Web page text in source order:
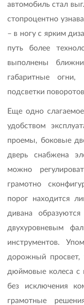
автомобиль стал
стопроцентно
– в ногу с ярким
путь более
выполнены
габаритные
подсветки
Еще одно
удобством
проемы, боковые
дверь снабжена
можно
грамотно
порог находится
дивана
двухуровневым
инструментов.
дорожный
дюймовые колеса с
без исключения
грамотные